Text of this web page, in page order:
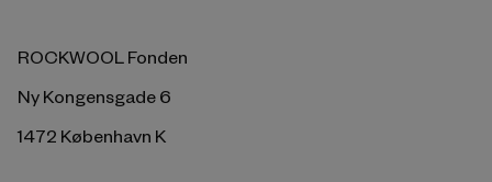
ROCKWOOL Fonden
Ny Kongensgade 6
1472 København K